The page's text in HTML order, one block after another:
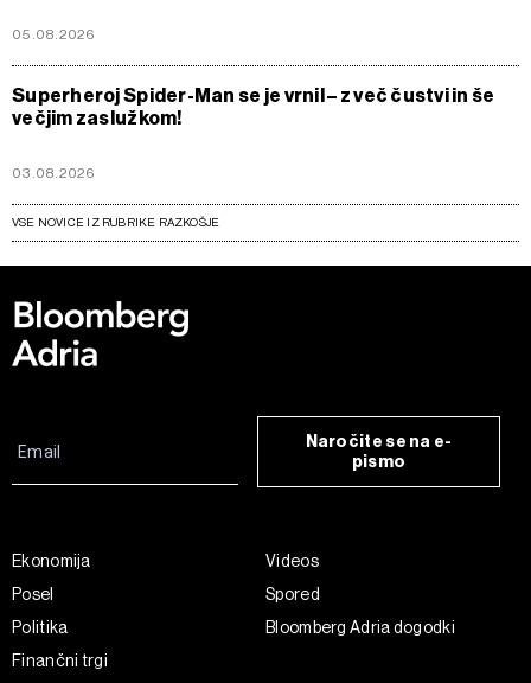
05.08.2026
Superheroj Spider-Man se je vrnil – z več čustvi in še
večjim zaslužkom!
03.08.2026
VSE NOVICE IZ RUBRIKE RAZKOŠJE
Naročite se na e-
pismo
Ekonomija
Posel
Politika
Finančni trgi
Videos
Spored
Bloomberg Adria dogodki